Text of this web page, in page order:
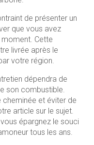
de présenter un
que vous avez
Cette
livrée après le
votre région.
dépendra de
son combustible.
et éviter de
article sur le sujet.
épargnez le souci
tous les ans.